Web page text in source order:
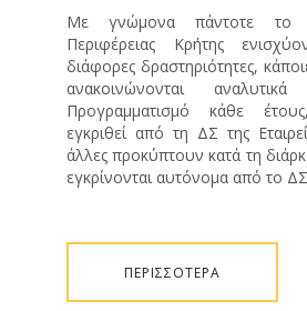
Με γνώμονα πάντοτε το
Περιφέρειας Κρήτης
διάφορες δραστηριότητες,
ανακοινώνονται
Προγραμματισμό κάθε
εγκριθεί από τη ΔΣ της
άλλες προκύπτουν κατά τη
εγκρίνονται αυτόνομα από το
ΠΕΡΙΣΣOΤΕΡΑ